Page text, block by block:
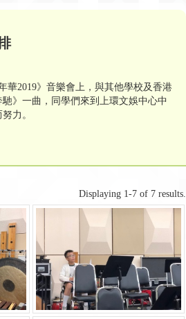
華2019》音樂會上，與其他學校及香港
》一曲，同學們來到上環文娛中心中
力。
Displaying 1-7 of 7 results.